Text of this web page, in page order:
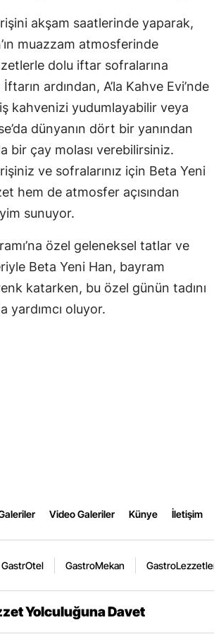
akşam saatlerinde yaparak,
muazzam atmosferinde
dolu iftar sofralarına
ardından, A’la Kahve Evi’nde
kahvenizi yudumlayabilir veya
dünyanın dört bir yanından
bir çay molası verebilirsiniz.
ve sofralarınız için Beta Yeni
hem de atmosfer açısından
sunuyor.
özel geleneksel tatlar ve
Beta Yeni Han, bayram
katarken, bu özel günün tadını
yardımcı oluyor.
Video Galeriler Künye İletişim
GastrOtel GastroMekan GastroLezzetler
Yolculuğuna Davet